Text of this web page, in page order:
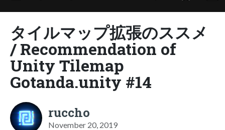
タイルマップ拡張のススメ
/ Recommendation of
Unity Tilemap
Gotanda.unity #14
ruccho
November 20, 2019